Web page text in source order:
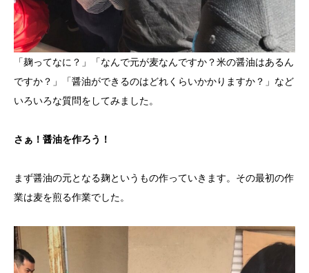
「麹ってなに？」「なんで元が麦なんですか？米の醤油はあるん
ですか？」「醤油ができるのはどれくらいかかりますか？」など
いろいろな質問をしてみました。
さぁ！醤油を作ろう！
まず醤油の元となる麹というもの作っていきます。その最初の作
業は麦を煎る作業でした。